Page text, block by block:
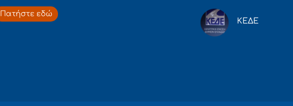
Πατήστε εδώ
ΚΕΔΕ